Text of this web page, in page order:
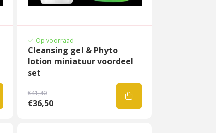
Op voorraad
Cleansing gel & Phyto
lotion miniatuur voordeel
set
€41,40
€36,50